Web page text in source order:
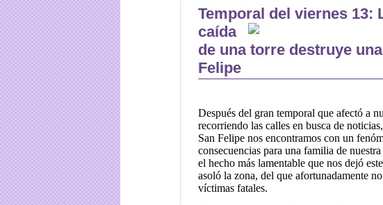
Temporal del viernes 13:
caída
de una torre destruye
Felipe
Después del gran temporal que afectó a
recorriendo las calles en busca de
San Felipe nos encontramos con un
consecuencias para una familia de
el hecho más lamentable que nos dejó
asoló la zona, del que afortunadamente
víctimas fatales.